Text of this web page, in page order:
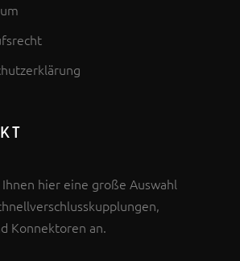
hier eine große Auswahl
Konnektoren an.